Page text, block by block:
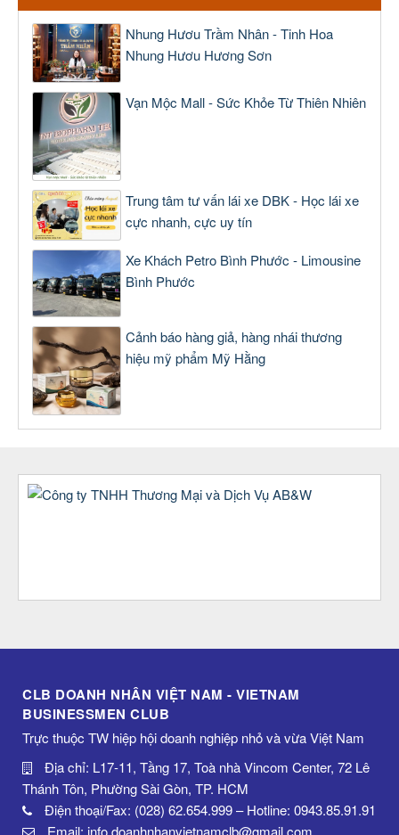
Nhung Hươu Trầm Nhân - Tinh Hoa
Nhung Hươu Hương Sơn
Vạn Mộc Mall - Sức Khỏe Từ Thiên Nhiên
Trung tâm tư vấn lái xe DBK - Học lái xe
cực nhanh, cực uy tín
Xe Khách Petro Bình Phước - Limousine
Bình Phước
Cảnh báo hàng giả, hàng nhái thương
hiệu mỹ phẩm Mỹ Hằng
CLB DOANH NHÂN VIỆT NAM - VIETNAM
BUSINESSMEN CLUB
Trực thuộc TW hiệp hội doanh nghiệp nhỏ và vừa Việt Nam
Địa chỉ: L17-11, Tầng 17, Toà nhà Vincom Center, 72 Lê
Thánh Tôn, Phường Sài Gòn, TP. HCM
Điện thoại/Fax: (028) 62.654.999 – Hotline: 0943.85.91.91
Email: info.doanhnhanvietnamclb@gmail.com